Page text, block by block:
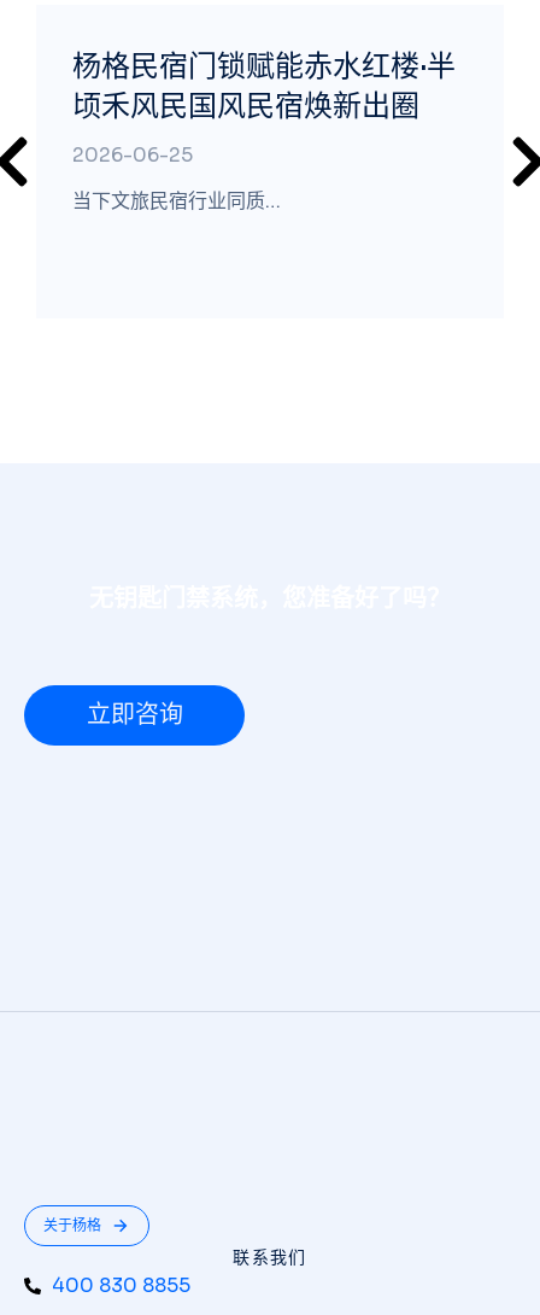
杨格民宿门锁赋能赤水红楼·半
顷禾风民国风民宿焕新出圈
2026-06-25
当下文旅民宿行业同质…
立即咨询
关于杨格
联系我们
400 830 8855